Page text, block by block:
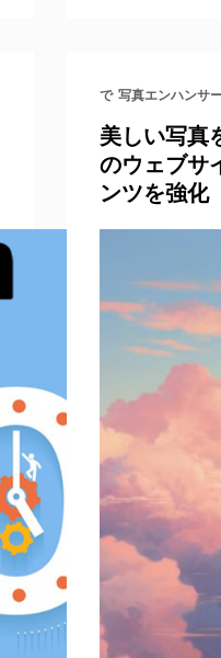
で 写真エンハンサ
美しい写真
のウェブサ
ンツを強化